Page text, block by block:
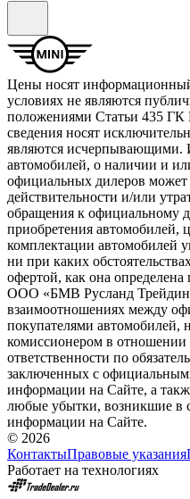
Цены носят
условиях не являются
положениями Статьи 435
сведения носят
являются исчерпывающими.
автомобилей, о наличии и
официальных дилеров может
действительности и/или
обращения к официальному
приобретения автомобилей,
комплектации автомобилей
ни при каких
офертой, как она
ООО «БМВ Русланд
взаимоотношениях между
покупателями автомобилей,
комиссионером в отношении
ответственности по
заключенных с
информации на Сайте, а
любые убытки, возникшие в
информации на Сайте.
© 2026
КонтактыПравовые указания
Работает на технологиях